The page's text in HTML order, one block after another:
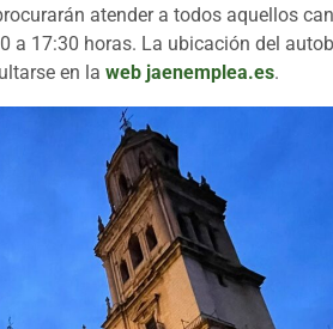
atender a todos aquellos
17:30 horas. La ubicación del
en la web jaenemplea.es.